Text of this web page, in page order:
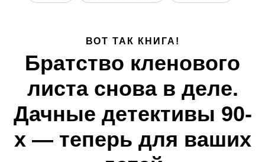
ВОТ ТАК КНИГА!
Братство кленового
листа снова в деле.
Дачные детективы 90-
х — теперь для ваших